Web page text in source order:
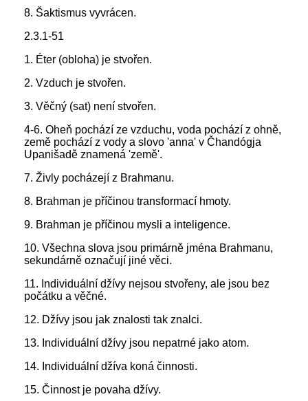
8. Šaktismus vyvrácen.
2.3.1-51
1. Éter (obloha) je stvořen.
2. Vzduch je stvořen.
3. Věčný (sat) není stvořen.
4-6. Oheň pochází ze vzduchu, voda pochází z ohně,
země pochází z vody a slovo 'anna' v Čhandógja
Upanišadě znamená 'země'.
7. Živly pocházejí z Brahmanu.
8. Brahman je příčinou transformací hmoty.
9. Brahman je příčinou mysli a inteligence.
10. Všechna slova jsou primárně jména Brahmanu,
sekundárně označují jiné věci.
11. Individuální džívy nejsou stvořeny, ale jsou bez
počátku a věčné.
12. Džívy jsou jak znalosti tak znalci.
13. Individuální džívy jsou nepatrné jako atom.
14. Individuální džíva koná činnosti.
15. Činnost je povaha džívy.